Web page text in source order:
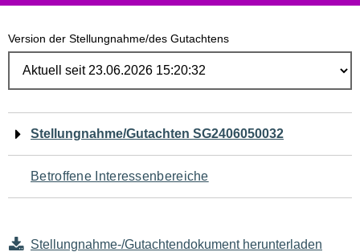
Version der Stellungnahme/des Gutachtens
Navigation
für
den
Seiteninhalt
Stellungnahme/Gutachten SG2406050032
Betroffene Interessenbereiche
Stellungnahme-/Gutachtendokument herunterladen